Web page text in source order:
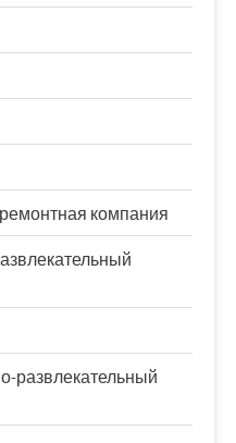
компания
развлекательный